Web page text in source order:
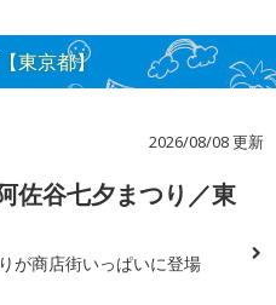
東京都】
2026/08/08 更新
佐谷七夕まつり／東
が商店街いっぱいに登場